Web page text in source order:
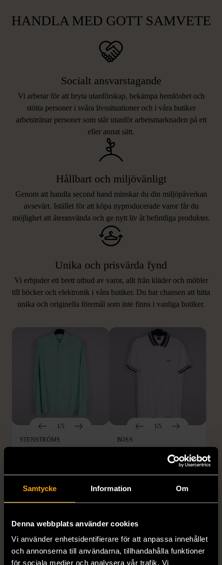
Samtycke Information Om
Denna webbplats använder cookies
Vi använder enhetsidentifierare för att anpassa innehållet
och annonserna till användarna, tillhandahålla funktioner
för sociala medier och analysera vår trafik. Vi
HANDLA MED GOTT SAMVETE
Socialt ansvarstagande
Vi arbetar för att bryta utanförskap, bekämpa hemlöshet och
stötta personer i svåra livssituationer och i våra butiker
arbetstränar personer som står utanför arbetsmarknaden på ett
eller annat sätt.
Hållbart och miljövänligt
Genom att handla second hand minskar du din miljöpåverkan
avsevärt. Istället för att köpa nyproducerade varor får du
möjlighet att återanvända och ge nytt liv åt befintliga produkter.
Unika och prisvärda fynd
Vi erbjuder ett brett utbud av varor, allt från kläder och möbler
till böcker och elektronik i våra butiker. Du har chansen att hitta
unika och originella föremål som inte finns i vanliga butiker.
LIKNANDE PRODUKTER
Hitta produkter som påminner om denna
1/5
STENSTRÖMS
259 kr
1/5
BOSS
Mycket gott skick
279 kr